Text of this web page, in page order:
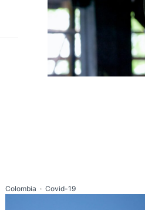
Colombia · Covid-19